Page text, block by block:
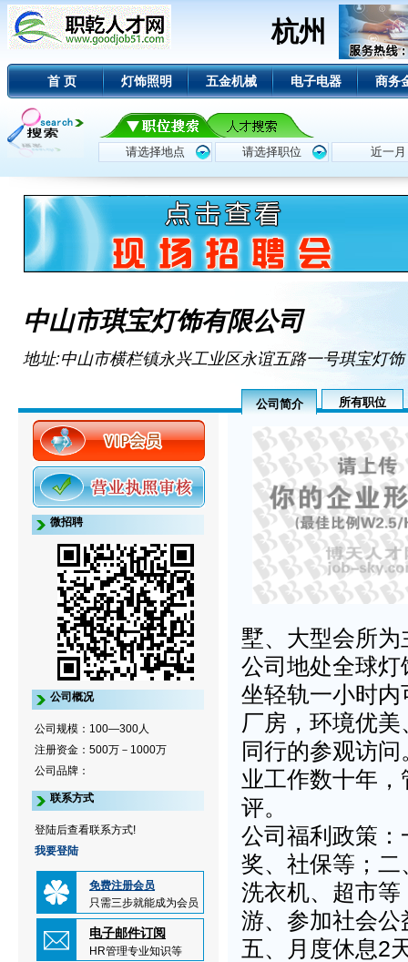
杭州
首 页 灯饰照明 五金机械 电子电器 商务
中山市琪宝灯饰有限公司
地址:中山市横栏镇永兴工业区永谊五路一号琪宝灯饰
公司简介 所有职位
微招聘
公司概况
公司规模：100—300人
注册资金：500万－1000万
公司品牌：
联系方式
登陆后查看联系方式!
我要登陆
免费注册会员
只需三步就能成为会员
电子邮件订阅
HR管理专业知识等
墅、大型会所
公司地处全球
坐轻轨一小时
厂房，环境优
同行的参观访
业工作数十年
评。
公司福利政策
奖、社保等；
洗衣机、超市
游、参加社会
五、月度休息2